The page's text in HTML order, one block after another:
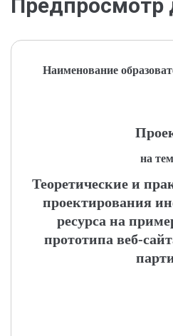
Предпросмотр
Наименование
на
Теоретические и
проектирования
ресурса на
прототипа веб-